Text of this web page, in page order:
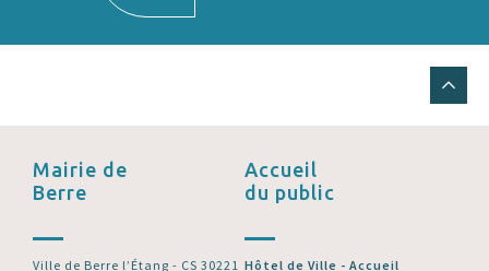
Mairie de
Berre
Ville de Berre l’Étang - CS 30221
Accueil
du public
Hôtel de Ville - Accueil